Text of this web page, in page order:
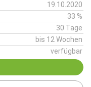
19.10.2020
33 %
30 Tage
bis 12 Wochen
verfügbar